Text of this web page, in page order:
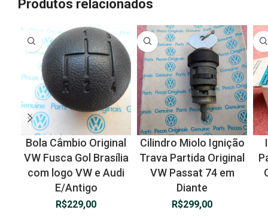
Produtos relacionados
Bola Câmbio Original
VW Fusca Gol Brasília
com logo VW e Audi
E/Antigo
R$229,00
Cilindro Miolo Ignição
Trava Partida Original
VW Passat 74 em
Diante
R$299,00